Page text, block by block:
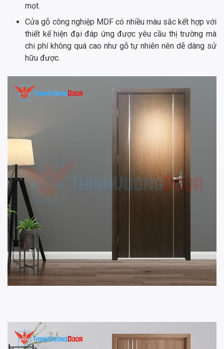
mọt.
Cửa gỗ công nghiệp MDF có nhiều màu sắc kết hợp với
thiết kế hiện đại đáp ứng được yêu cầu thị trường mà
chi phí không quá cao như gỗ tự nhiên nên dễ dàng sử
hữu được.